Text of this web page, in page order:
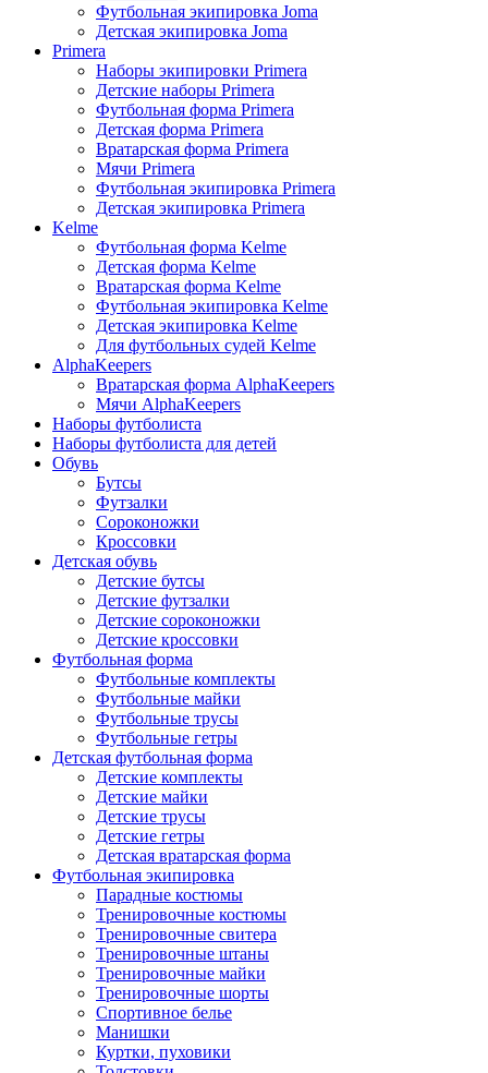
Футбольная экипировка Joma
Детская экипировка Joma
Primera
Наборы экипировки Primera
Детские наборы Primera
Футбольная форма Primera
Детская форма Primera
Вратарская форма Primera
Мячи Primera
Футбольная экипировка Primera
Детская экипировка Primera
Kelme
Футбольная форма Kelme
Детская форма Kelme
Вратарская форма Kelme
Футбольная экипировка Kelme
Детская экипировка Kelme
Для футбольных судей Kelme
AlphaKeepers
Вратарская форма AlphaKeepers
Мячи AlphaKeepers
Наборы футболиста
Наборы футболиста для детей
Обувь
Бутсы
Футзалки
Сороконожки
Кроссовки
Детская обувь
Детские бутсы
Детские футзалки
Детские сороконожки
Детские кроссовки
Футбольная форма
Футбольные комплекты
Футбольные майки
Футбольные трусы
Футбольные гетры
Детская футбольная форма
Детские комплекты
Детские майки
Детские трусы
Детские гетры
Детская вратарская форма
Футбольная экипировка
Парадные костюмы
Тренировочные костюмы
Тренировочные свитера
Тренировочные штаны
Тренировочные майки
Тренировочные шорты
Спортивное белье
Манишки
Куртки, пуховики